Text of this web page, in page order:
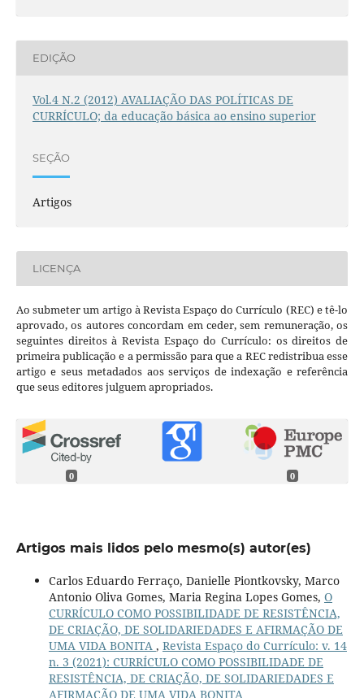
EDIÇÃO
Vol.4 N.2 (2012) AVALIAÇÃO DAS POLÍTICAS DE
CURRÍCULO; da educação básica ao ensino superior
SEÇÃO
Artigos
LICENÇA
Ao submeter um artigo à Revista Espaço do Currículo (REC) e tê-lo
aprovado, os autores concordam em ceder, sem remuneração, os
seguintes direitos à Revista Espaço do Currículo: os direitos de
primeira publicação e a permissão para que a REC redistribua esse
artigo e seus metadados aos serviços de indexação e referência
que seus editores julguem apropriados.
0 0
Artigos mais lidos pelo mesmo(s) autor(es)
Carlos Eduardo Ferraço, Danielle Piontkovsky, Marco
Antonio Oliva Gomes, Maria Regina Lopes Gomes, O
CURRÍCULO COMO POSSIBILIDADE DE RESISTÊNCIA,
DE CRIAÇÃO, DE SOLIDARIEDADES E AFIRMAÇÃO DE
UMA VIDA BONITA , Revista Espaço do Currículo: v. 14
n. 3 (2021): CURRÍCULO COMO POSSIBILIDADE DE
RESISTÊNCIA, DE CRIAÇÃO, DE SOLIDARIEDADES E
AFIRMAÇÃO DE UMA VIDA BONITA